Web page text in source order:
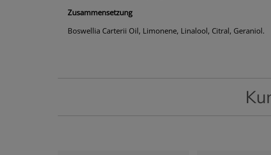
Zusammensetzung
Boswellia Carterii Oil, Limonene, Linalool, Citral, Geraniol.